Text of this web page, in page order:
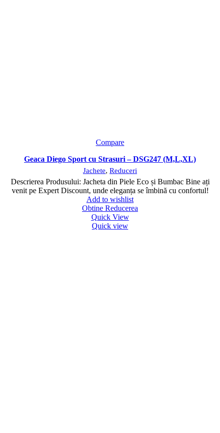
Compare
Geaca Diego Sport cu Strasuri – DSG247 (M,L,XL)
Jachete, Reduceri
Descrierea Produsului: Jacheta din Piele Eco și Bumbac Bine ați
venit pe Expert Discount, unde eleganța se îmbină cu confortul!
Add to wishlist
Obtine Reducerea
Quick View
Quick view